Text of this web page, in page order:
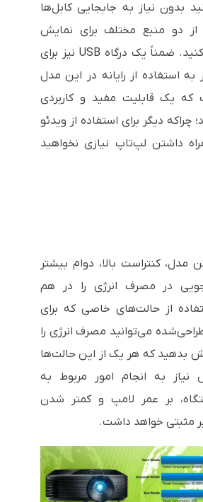
بدون نیاز به جابجایی کابل‌ها
از دو منبع مختلف برای نمایش
ضمناً یک درگاه USB نیز برای
استفاده از رایانه در این مدل
که یک قابلیت مفید و کاربردی
دیگر برای استفاده از ویدئو
داشتن لپ‌تاپ نیازی نخواهید
مدل، کنتراست بالا، دوام بیشتر
در مصرف انرژی را در هم
از حالت‌های خاصی که برای
می‌توانید مصرف انرژی را
کاهش بدهید که هر یک از این حالت‌ها
نیاز به انجام امور مربوط به
بر عمر لامپ و کمتر شدن
مثبتی خواهد داشت.